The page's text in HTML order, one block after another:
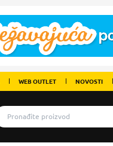
WEB OUTLET NOVOSTI